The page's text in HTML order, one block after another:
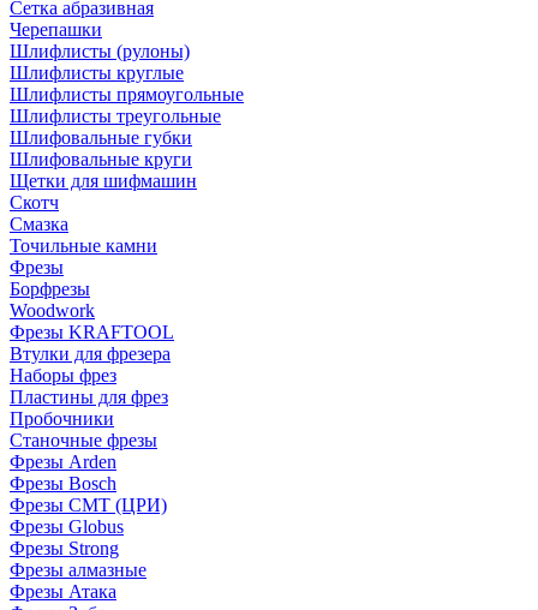
Сетка абразивная
Черепашки
Шлифлисты (рулоны)
Шлифлисты круглые
Шлифлисты прямоугольные
Шлифлисты треугольные
Шлифовальные губки
Шлифовальные круги
Щетки для шифмашин
Скотч
Смазка
Точильные камни
Фрезы
Борфрезы
Woodwork
Фрезы KRAFTOOL
Втулки для фрезера
Наборы фрез
Пластины для фрез
Пробочники
Станочные фрезы
Фрезы Arden
Фрезы Bosch
Фрезы CMT (ЦРИ)
Фрезы Globus
Фрезы Strong
Фрезы алмазные
Фрезы Атака